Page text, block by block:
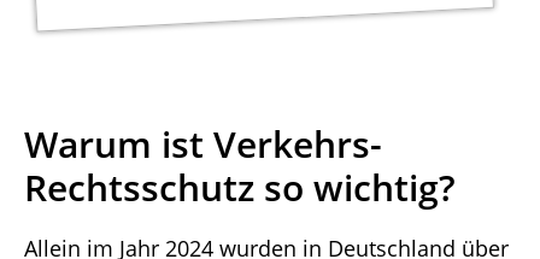
Warum ist Verkehrs-
Rechtsschutz so wichtig?
Allein im Jahr 2024 wurden in Deutschland über